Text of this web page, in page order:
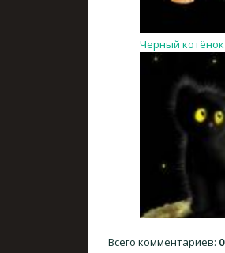
Черный котёнок
Всего комментариев: 0